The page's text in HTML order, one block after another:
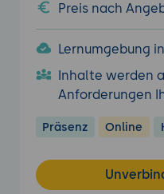
Preis nach
Lernumgebung
Inhalte werden
Anforderungen
Präsenz Online